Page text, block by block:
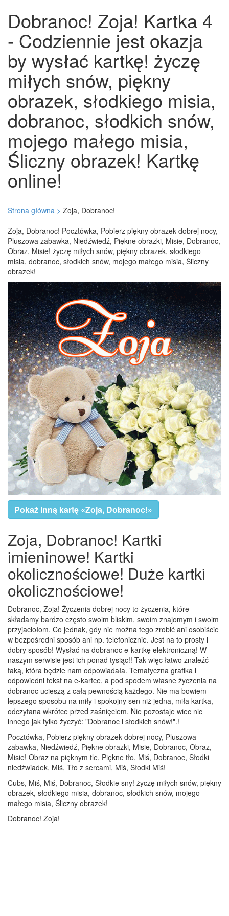
Dobranoc! Zoja! Kartka 4
- Codziennie jest okazja
by wysłać kartkę! życzę
miłych snów, piękny
obrazek, słodkiego misia,
dobranoc, słodkich snów,
mojego małego misia,
Śliczny obrazek! Kartkę
online!
Strona główna > Zoja, Dobranoc!
Zoja, Dobranoc! Pocztówka, Pobierz piękny obrazek dobrej nocy,
Pluszowa zabawka, Niedźwiedź, Piękne obrazki, Misie, Dobranoc,
Obraz, Misie! życzę miłych snów, piękny obrazek, słodkiego
misia, dobranoc, słodkich snów, mojego małego misia, Śliczny
obrazek!
Pokaż inną kartę «Zoja, Dobranoc!»
Zoja, Dobranoc! Kartki
imieninowe! Kartki
okolicznościowe! Duże kartki
okolicznościowe!
Dobranoc, Zoja! Życzenia dobrej nocy to życzenia, które
składamy bardzo często swoim bliskim, swoim znajomym i swoim
przyjaciołom. Co jednak, gdy nie można tego zrobić ani osobiście
w bezpośredni sposób ani np. telefonicznie. Jest na to prosty i
dobry sposób! Wysłać na dobranoc e-kartkę elektroniczną! W
naszym serwisie jest ich ponad tysiąc!! Tak więc łatwo znaleźć
taką, która będzie nam odpowiadała. Tematyczna grafika i
odpowiedni tekst na e-kartce, a pod spodem własne życzenia na
dobranoc ucieszą z całą pewnością każdego. Nie ma bowiem
lepszego sposobu na miły i spokojny sen niż jedna, miła kartka,
odczytana wkrótce przed zaśnięciem. Nie pozostaje wiec nic
innego jak tylko życzyć: "Dobranoc i słodkich snów!".!
Pocztówka, Pobierz piękny obrazek dobrej nocy, Pluszowa
zabawka, Niedźwiedź, Piękne obrazki, Misie, Dobranoc, Obraz,
Misie! Obraz na pięknym tle, Piękne tło, Miś, Dobranoc, Słodki
niedźwiadek, Miś, Tło z sercami, Miś, Słodki Miś!
Cubs, Miś, Miś, Dobranoc, Słodkie sny! życzę miłych snów, piękny
obrazek, słodkiego misia, dobranoc, słodkich snów, mojego
małego misia, Śliczny obrazek!
Dobranoc! Zoja!